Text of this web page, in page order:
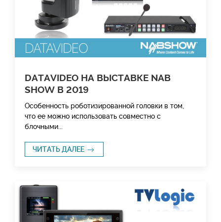
DATAVIDEO НА ВЫСТАВКЕ NAB
SHOW В 2019
Особенность роботизированной головки в том,
что ее можно использовать совместно с
блочными...
ЧИТАТЬ ДАЛЕЕ